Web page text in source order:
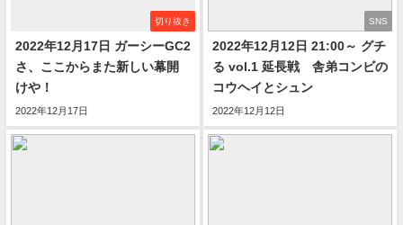
切り抜き
2022年12月17日 ガーシーGC2
さ、ここからまた新しい幕開
けや！
2022年12月17日
SNS
2022年12月12日 21:00～ グチ
る vol.1 延長戦 舎弟コンビの
コウヘイとシュン
2022年12月12日